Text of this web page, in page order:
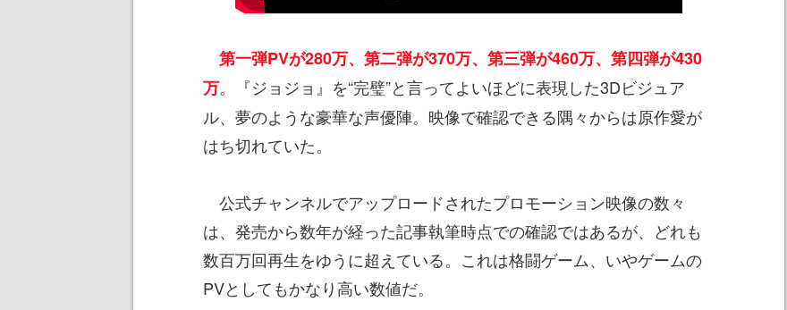
第一弾PVが280万、第二弾が370万、第三弾が460万、第四弾が430
万。『ジョジョ』を“完璧”と言ってよいほどに表現した3Dビジュア
ル、夢のような豪華な声優陣。映像で確認できる隅々からは原作愛が
はち切れていた。
公式チャンネルでアップロードされたプロモーション映像の数々
は、発売から数年が経った記事執筆時点での確認ではあるが、どれも
数百万回再生をゆうに超えている。これは格闘ゲーム、いやゲームの
PVとしてもかなり高い数値だ。